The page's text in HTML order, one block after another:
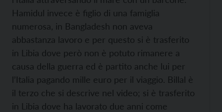
Hamidul invece è figlio di una famiglia
numerosa, in Bangladesh non aveva
abbastanza lavoro e per questo si è trasferito
in Libia dove però non è potuto rimanere a
causa della guerra ed è partito anche lui per
l’Italia pagando mille euro per il viaggio. Billal è
il terzo che si descrive nel video; si è trasferito
in Libia dove ha lavorato due anni come